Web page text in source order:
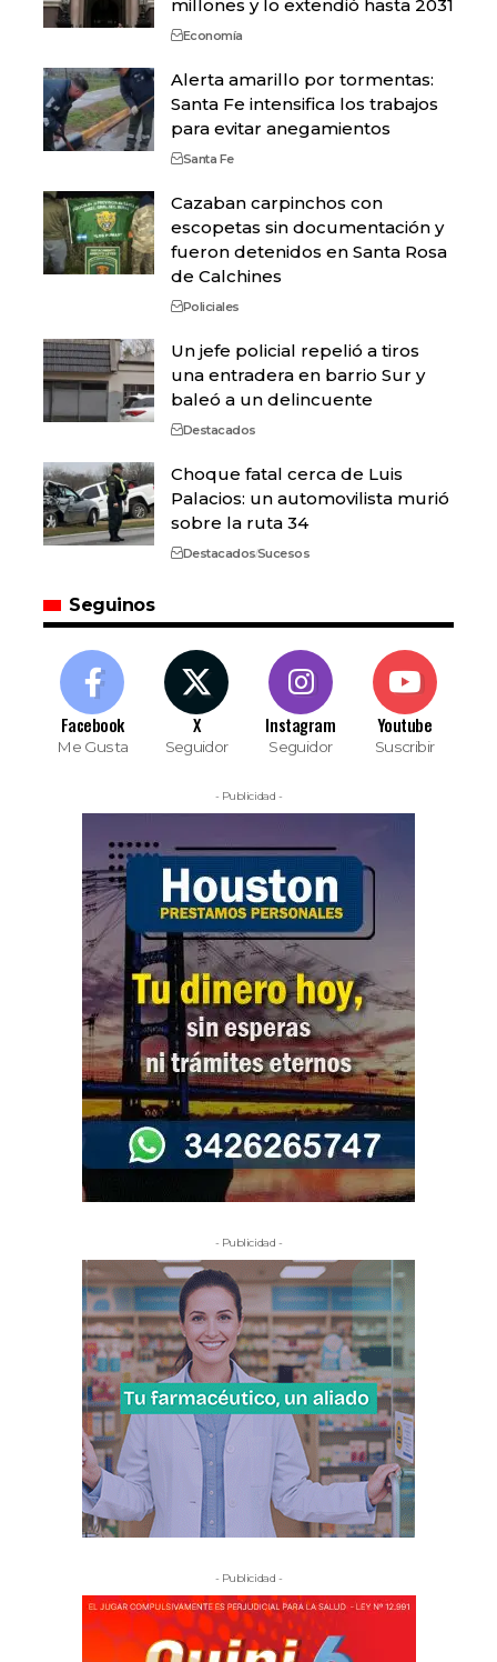
millones y lo extendió hasta 2031
Economía
Alerta amarillo por tormentas:
Santa Fe intensifica los trabajos
para evitar anegamientos
Santa Fe
Cazaban carpinchos con
escopetas sin documentación y
fueron detenidos en Santa Rosa
de Calchines
Policiales
Un jefe policial repelió a tiros
una entradera en barrio Sur y
baleó a un delincuente
Destacados
Choque fatal cerca de Luis
Palacios: un automovilista murió
sobre la ruta 34
DestacadosSucesos
Seguinos
Facebook
Me Gusta
X
Seguidor
Instagram
Seguidor
Youtube
Suscribir
- Publicidad -
- Publicidad -
- Publicidad -